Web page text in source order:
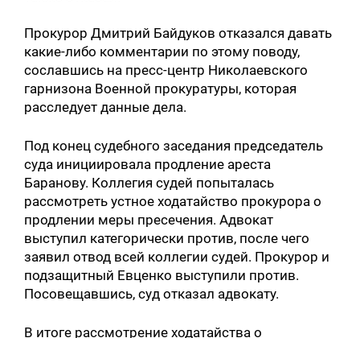
Прокурор Дмитрий Байдуков отказался давать
какие-либо комментарии по этому поводу,
сославшись на пресс-центр Николаевского
гарнизона Военной прокуратуры, которая
расследует данные дела.
Под конец судебного заседания председатель
суда инициировала продление ареста
Баранову. Коллегия судей попыталась
рассмотреть устное ходатайство прокурора о
продлении меры пресечения. Адвокат
выступил категорически против, после чего
заявил отвод всей коллегии судей. Прокурор и
подзащитный Евценко выступили против.
Посовещавшись, суд отказал адвокату.
В итоге рассмотрение ходатайства о